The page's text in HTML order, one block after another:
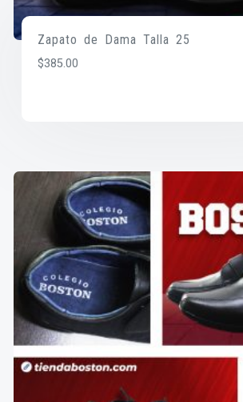
Zapato de Dama Talla 25
$385.00